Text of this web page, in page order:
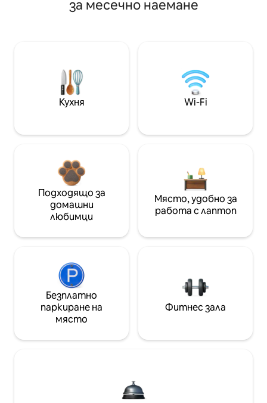
за месечно наемане
Кухня Wi-Fi
Подходящо за
домашни
любимци
Място, удобно за
работа с лаптоп
Безплатно
паркиране на
място
Фитнес зала